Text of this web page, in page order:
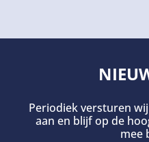
Periodiek versturen
aan en blijf op de
mee